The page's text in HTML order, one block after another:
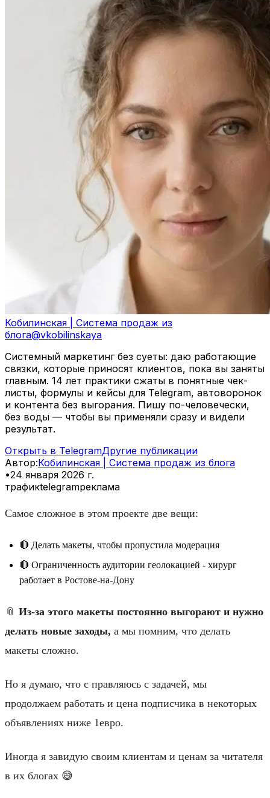
Кобилинская | Система продаж из
блога@vkobilinskaya
Системный маркетинг без суеты: даю работающие
связки, которые приносят клиентов, пока вы заняты
главным. 14 лет практики сжаты в понятные чек-
листы, формулы и кейсы для Telegram, автоворонок
и контента без выгорания. Пишу по-человечески,
без воды — чтобы вы применяли сразу и видели
результат.
Открыть в TelegramДругие публикации
Автор:Кобилинская | Система продаж из блога
•24 января 2026 г.
трафикtelegramреклама
Самое сложное в этом проекте две вещи:
🔴 Делать макеты, чтобы пропустила модерация
🔴 Ограниченность аудитории геолокацией - хирург
работает в Ростове-на-Дону
📎 Из-за этого макеты постоянно выгорают и нужно
делать новые заходы, а мы помним, что делать
макеты сложно.
Но я думаю, что с правляюсь с задачей, мы
продолжаем работать и цена подписчика в некоторых
объявлениях ниже 1евро.
Иногда я завидую своим клиентам и ценам за читателя
в их блогах 😅